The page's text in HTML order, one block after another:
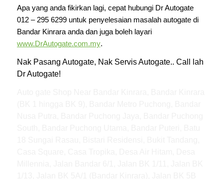
Apa yang anda fikirkan lagi, cepat hubungi Dr Autogate
012 – 295 6299 untuk penyelesaian masalah autogate di
Bandar Kinraraanda dan juga boleh layari
www.DrAutogate.com.my.
Nak Pasang Autogate, Nak Servis Autogate.. Call lah
Dr Autogate!